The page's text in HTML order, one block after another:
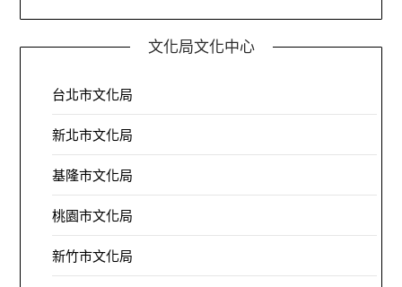
文化局文化中心
台北市文化局
新北市文化局
基隆市文化局
桃園市文化局
新竹市文化局